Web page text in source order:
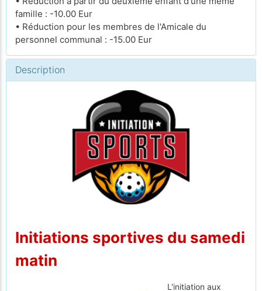
famille : -10.00 Eur
• Réduction pour les membres de l'Amicale du
personnel communal : -15.00 Eur
Description
Initiations sportives du samedi
matin
L'initiation aux